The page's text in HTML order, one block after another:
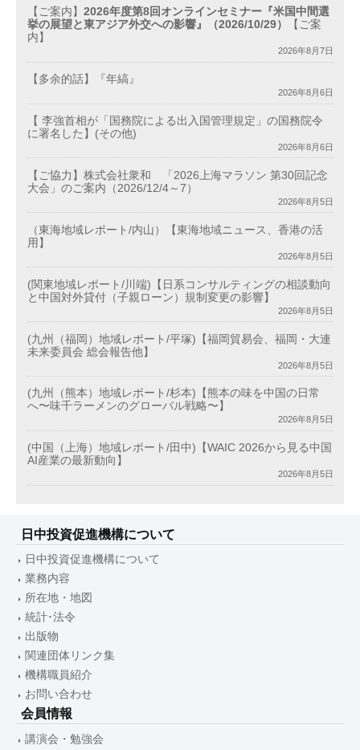
【ご案内】 2026年度第8回オンラインセミナー『米国中間選
挙の展望と東アジア外交への影響』（2026/10/29）
【ご案
内】
2026年8月7日
【多余的話】『年縞』
2026年8月6日
【 李強首相が「国務院による出入国管理規定」の国務院令
に署名した】(その他)
2026年8月6日
【ご協力】株式会社衆和 「2026上海マラソン 第30回記念
大会」のご案内（2026/12/4～7）
2026年8月5日
（東海地域レポート/内山）【東海地域ニュース、香港の活
用】
2026年8月5日
(関東地域レポート/川端)【日系コンサルティングの相談動向
と中国対外貸付（子親ローン）規制変更の影響】
2026年8月5日
(九州（福岡）地域レポート/平塚)【福岡貿易会、福岡・大連
未来委員会 総会報告他】
2026年8月5日
(九州（熊本）地域レポート/杉本)【熊本の味を中国の日常
へ〜味千ラーメンのグローバル戦略〜】
2026年8月5日
(中国（上海）地域レポート/田中)【WAIC 2026から見る中国
AI産業の最新動向】
2026年8月5日
日中投資促進機構について
日中投資促進機構について
業務内容
所在地・地図
統計･法令
出版物
関連団体リンク集
機構職員紹介
お問い合わせ
会員情報
講演会・勉強会